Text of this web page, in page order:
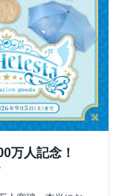
万人記念！